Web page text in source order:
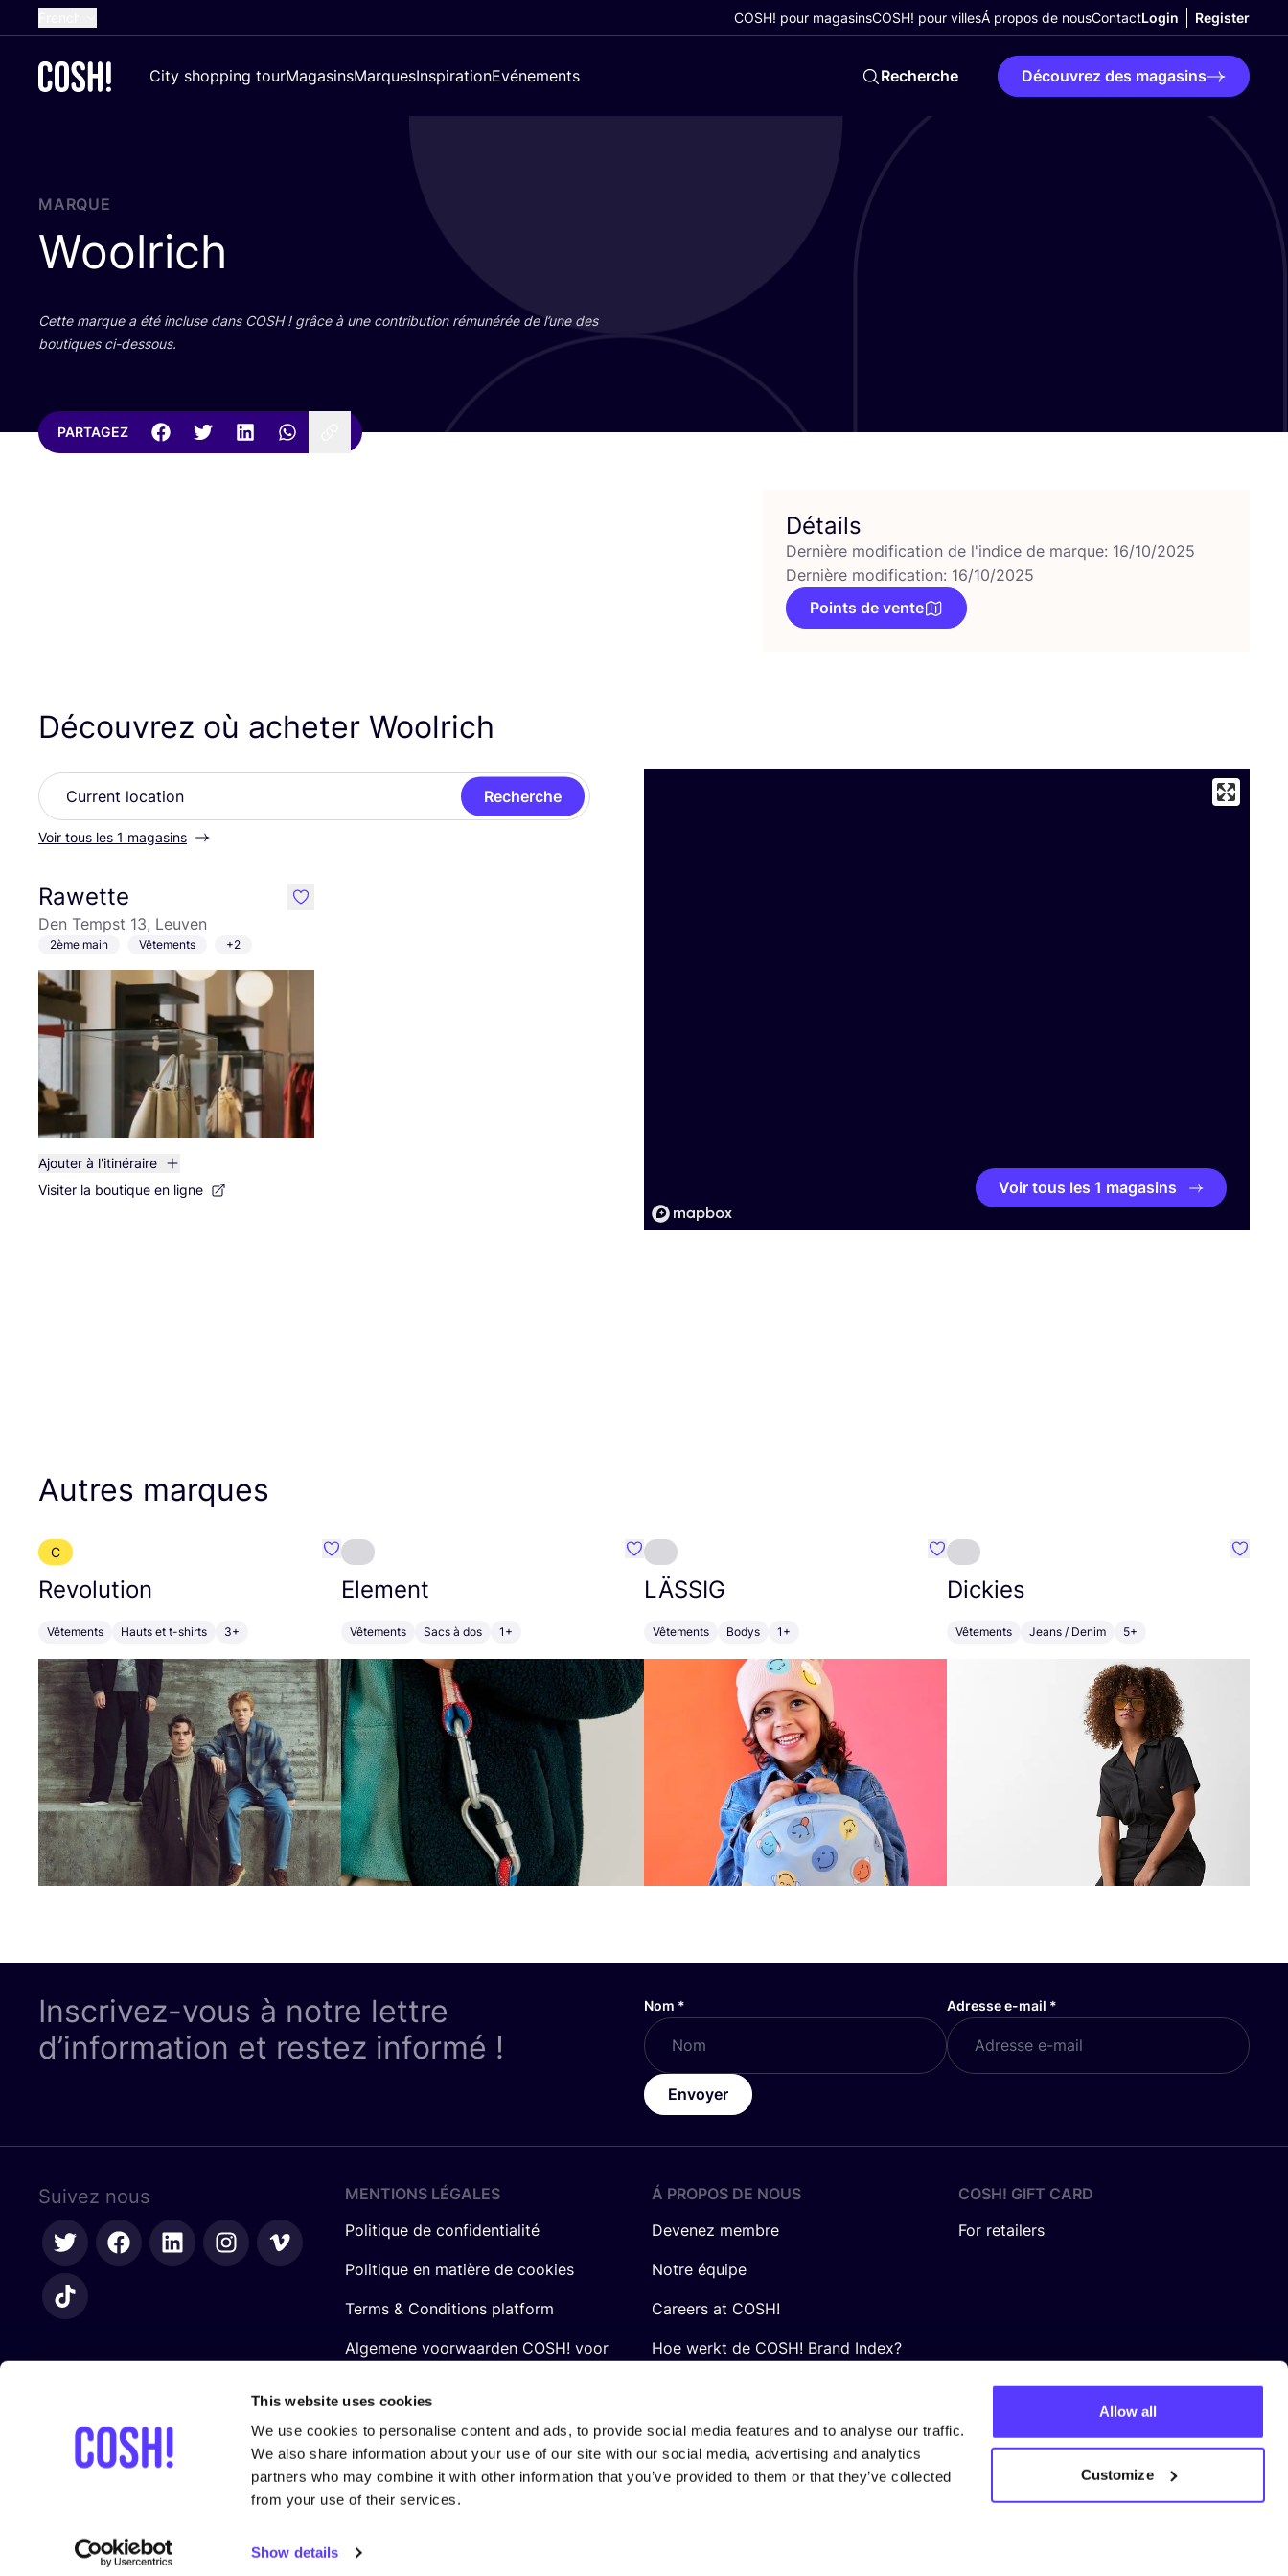
This website uses cookies
We use cookies to personalise content and ads, to provide social media features and to analyse our traffic.
We also share information about your use of our site with our social media, advertising and analytics
partners who may combine it with other information that you’ve provided to them or that they’ve collected
from your use of their services.
Show details
Allow all
Customize
Dutch
Croatian
COSH! pour magasinsCOSH! pour villesÁ propos de nousContactLogin Register
City shopping tourMagasinsMarquesInspirationEvénements Recherche Découvrez des magasins
MARQUE
Woolrich
Cette marque a été incluse dans COSH! grâce à une contri­bu­tion rému­né­rée de l’une des
bou­tiques ci-dessous.
PARTAGEZ
Détails
Dernière modification de l'indice de marque: 16/10/2025
Dernière modification: 16/10/2025
Points de vente
Découvrez où acheter Woolrich
Recherche
Voir tous les 1 magasins
Rawette
Den Tempst 13, Leuven
2ème main Vêtements +2
Ajouter à l'itinéraire
Visiter la boutique en ligne
like
Voir tous les 1 magasins
Autres marques
C
Revolution
Vêtements Hauts et t-shirts 3+
Préféré {nom}
Element
Vêtements Sacs à dos 1+
Préféré {nom}
LÄSSIG
Vêtements Bodys 1+
Préféré {nom}
Dickies
Vêtements Jeans / Denim 5+
Inscrivez-vous à notre lettre
d’information et restez informé !
Nom * Adresse e-mail *
Envoyer
Suivez nous
MENTIONS LÉGALES
Politique de confidentialité
Politique en matière de cookies
Terms & Conditions platform
Algemene voorwaarden COSH! voor
Á PROPOS DE NOUS
Devenez membre
Notre équipe
Careers at COSH!
Hoe werkt de COSH! Brand Index?
COSH! GIFT CARD
For retailers